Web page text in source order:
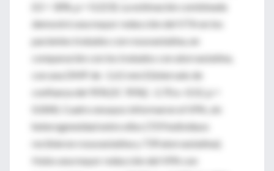
(I2 = 30%, p = 0.223). La estimación combinada
demostró una mayor reducción del VTA en los
pacientes tratados con rosuvastatina, en
comparación con los tratados con atorvastatina,
con una DMP de -1.61 mm3 (intervalo de
confianza del 95% [IC 95%]: -2.70 a -0.52, p =
0.004). Cuatro ensayos informaron el VPA, sin
heterogeneidad entre ellos (729 individuos
recibieron rosuvastatina y 739 atorvastatina).
Hubo una mayor reducción del VPA con